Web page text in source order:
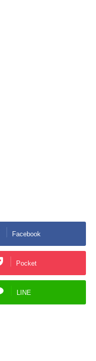
Facebook
Pocket
LINE